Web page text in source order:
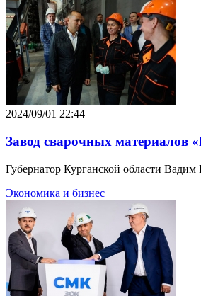
2024/09/01 22:44
Завод сварочных материалов
Губернатор Курганской области
Экономика и бизнес